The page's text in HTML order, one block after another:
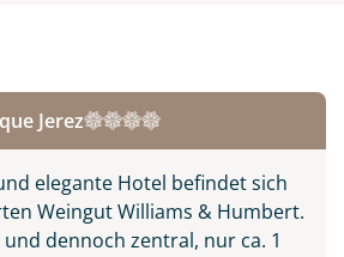
Spanien
Jerez
elegante Hotel befindet sich
Weingut Williams & Humbert.
dennoch zentral, nur ca. 1